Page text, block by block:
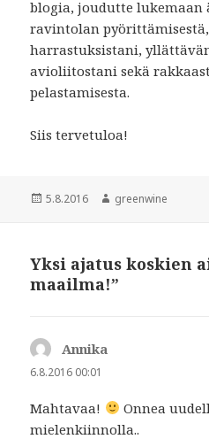
blogia, joudutte
ravintolan
harrastuksistani,
avioliitostani sekä
pelastamisesta.
Siis tervetuloa!
Julkaistu
5.8.2016 Kirjoittaja
greenwine
Yksi ajatus koskien
maailma!”
Annika
6.8.2016 00:01
Mahtavaa!
Onnea
mielenkiinnolla..